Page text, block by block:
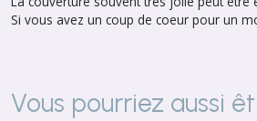
Si vous avez un coup de coeur pour un
Vous pourriez aussi